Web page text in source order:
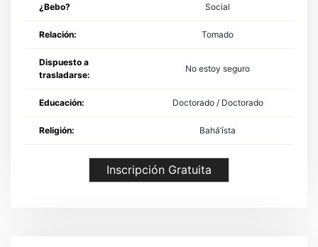
¿Bebo? Social
Relación: Tomado
Dispuesto a
trasladarse:
No estoy seguro
Educación: Doctorado / Doctorado
Religión: Bahá’ísta
Inscripción Gratuita